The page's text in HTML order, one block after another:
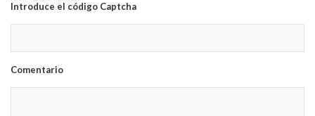
Introduce el código Captcha
Comentario